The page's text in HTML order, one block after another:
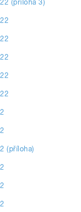
(příloha 3)
(příloha)